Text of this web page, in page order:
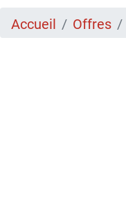
Accueil Offres